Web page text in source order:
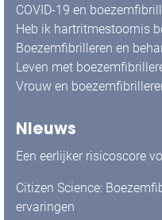
COVID-19 en
Heb ik hartritmestoornis
Boezemfibrilleren en
Leven met
Vrouw en
Nieuws
Een eerlijker risicoscore
Citizen Science:
ervaringen